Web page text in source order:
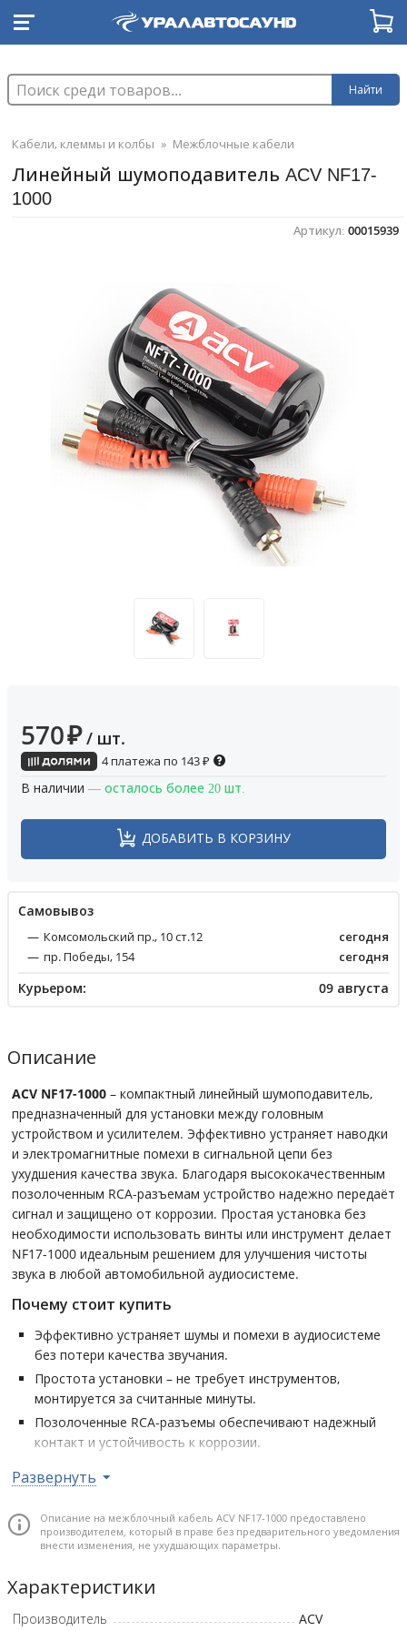
Найти
Кабели, клеммы и колбы » Межблочные кабели
Линейный шумоподавитель ACV NF17-
1000
Артикул: 00015939
570₽ / шт.
4 платежа по 143₽
В наличии — осталось более 20 шт.
ДОБАВИТЬ В КОРЗИНУ
Cамовывоз
Комсомольский пр., 10 ст.12
сегодня
пр. Победы, 154
сегодня
Курьером: 09 августа
Описание
ACV NF17-1000 – компактный линейный шумоподавитель,
предназначенный для установки между головным
устройством и усилителем. Эффективно устраняет наводки
и электромагнитные помехи в сигнальной цепи без
ухудшения качества звука. Благодаря высококачественным
позолоченным RCA-разъемам устройство надежно передаёт
сигнал и защищено от коррозии. Простая установка без
необходимости использовать винты или инструмент делает
NF17-1000 идеальным решением для улучшения чистоты
звука в любой автомобильной аудиосистеме.
Почему стоит купить
Эффективно устраняет шумы и помехи в аудиосистеме
без потери качества звучания.
Простота установки – не требует инструментов,
монтируется за считанные минуты.
Позолоченные RCA-разъемы обеспечивают надежный
контакт и устойчивость к коррозии.
долговечность даже в суровых условиях эксплуатации.
Развернуть
Описание на межблочный кабель ACV NF17-1000 предоставлено
производителем, который в праве без предварительного уведомления
внести изменения, не ухудшающих параметры.
Характеристики
Производитель
ACV